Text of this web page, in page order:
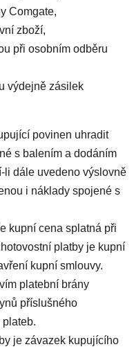
Comgate,
zboží,
při osobním odběru
výdejně zásilek
povinen uhradit
s balením a dodáním
li dále uvedeno výslovně
i náklady spojené s
kupní cena splatná při
platby je kupní
kupní smlouvy.
platební brány
příslušného
je závazek kupujícího